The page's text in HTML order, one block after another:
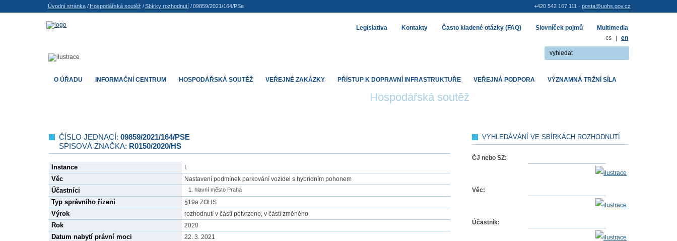
Hospodářská soutěž
ČÍSLO JEDNACÍ: 09859/2021/164/PSE
SPISOVÁ ZNAČKA: R0150/2020/HS
Instance I.
Věc Nastavení podmínek parkování vozidel s hybridním pohonem
Účastníci hlavní město Praha
Typ správního řízení §19a ZOHS
Výrok rozhodnutí v části potvrzeno, v části změněno
Rok 2020
Datum nabytí právní moci 22. 3. 2021
VYHLEDÁVÁNÍ VE SBÍRKÁCH ROZHODNUTÍ
ČJ nebo SZ:
Věc:
Účastník:
O ÚŘADU INFORMAČNÍ CENTRUM HOSPODÁŘSKÁ SOUTĚŽ VEŘEJNÉ ZAKÁZKY PŘÍSTUP K DOPRAVNÍ INFRASTRUKTUŘE VEŘEJNÁ PODPORA VÝZNAMNÁ TRŽNÍ SÍLA
Legislativa Kontakty Často kladené otázky (FAQ) Slovníček pojmů
Multimedia
cs
| en
Úvodní stránka/ Hospodářská soutěž / Sbírky rozhodnutí/ 09859/2021/164/PSe +420 542 167 111 · posta@uohs.gov.cz